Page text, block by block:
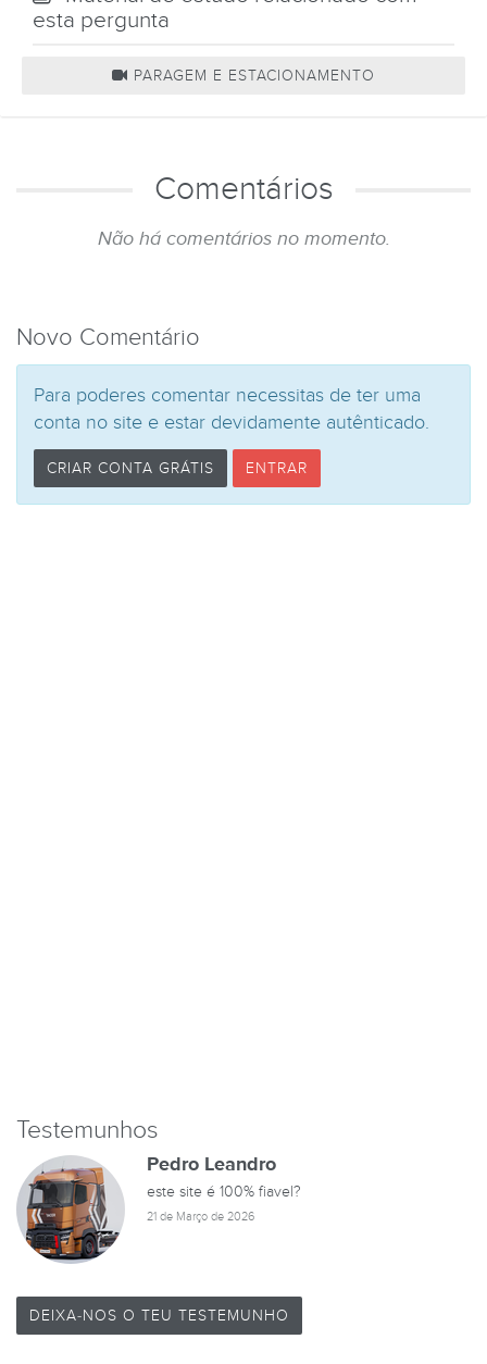
esta pergunta
PARAGEM E ESTACIONAMENTO
Comentários
Não há comentários no momento.
Novo Comentário
Para poderes comentar necessitas de ter uma
conta no site e estar devidamente autênticado.
CRIAR CONTA GRÁTIS ENTRAR
Testemunhos
Pedro Leandro
este site é 100% fiavel?
21 de Março de 2026
DEIXA-NOS O TEU TESTEMUNHO